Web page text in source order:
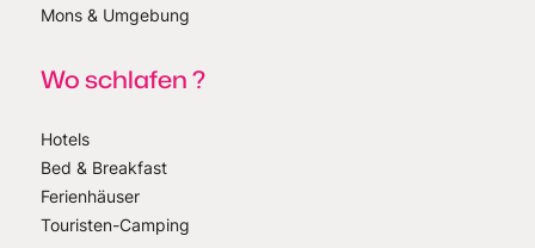
Mons & Umgebung
Wo schlafen ?
Hotels
Bed & Breakfast
Ferienhäuser
Touristen-Camping